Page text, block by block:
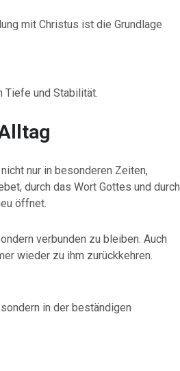
mit Christus ist die Grundlage
Tiefe und Stabilität.
nur in besonderen Zeiten,
durch das Wort Gottes und durch
öffnet.
verbunden zu bleiben. Auch
wieder zu ihm zurückkehren.
in der beständigen